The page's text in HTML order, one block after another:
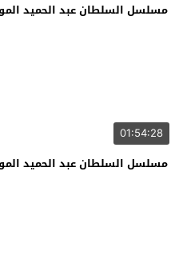
مسلسل السلطان عبد الحميد
01:54:28
مسلسل السلطان عبد الحميد